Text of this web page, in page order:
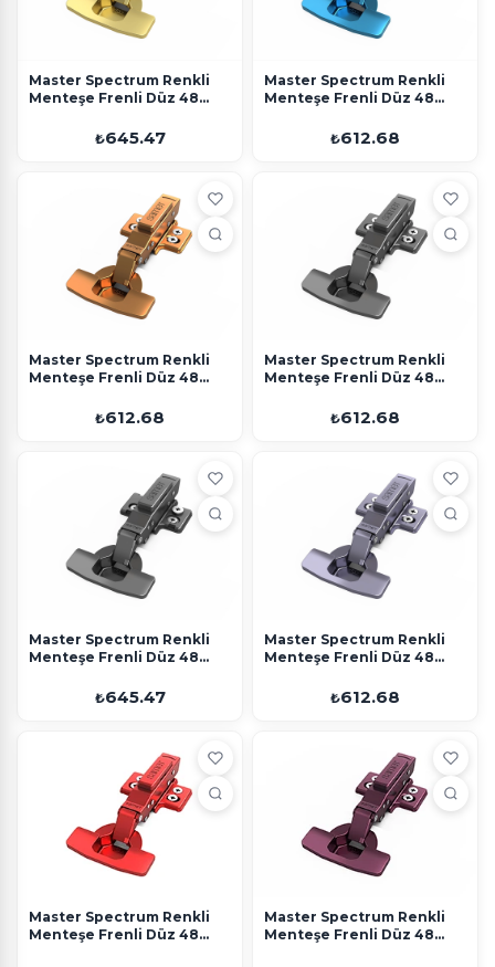
Master Spectrum Renkli
Menteşe Frenli Düz 48
₺645.47
Master Spectrum Renkli
Menteşe Frenli Düz 48
₺612.68
Master Spectrum Renkli
Menteşe Frenli Düz 48
₺612.68
Master Spectrum Renkli
Menteşe Frenli Düz 48
₺612.68
Master Spectrum Renkli
Menteşe Frenli Düz 48
₺645.47
Master Spectrum Renkli
Menteşe Frenli Düz 48
₺612.68
Master Spectrum Renkli
Menteşe Frenli Düz 48
Master Spectrum Renkli
Menteşe Frenli Düz 48